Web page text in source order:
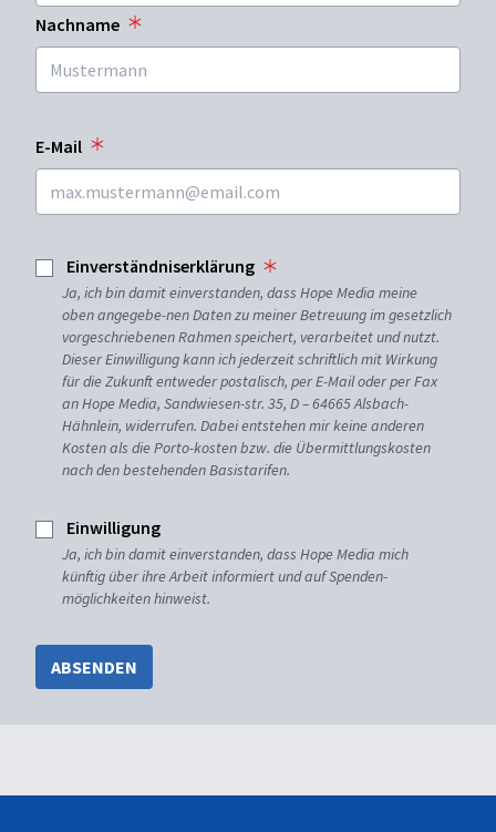
Nachname
E-Mail
Einverständniserklärung
Ja, ich bin damit einverstanden, dass Hope Media meine
oben angegebe-nen Daten zu meiner Betreuung im gesetzlich
vorgeschriebenen Rahmen speichert, verarbeitet und nutzt.
Dieser Einwilligung kann ich jederzeit schriftlich mit Wirkung
für die Zukunft entweder postalisch, per E-Mail oder per Fax
an Hope Media, Sandwiesen-str. 35, D – 64665 Alsbach-
Hähnlein, widerrufen. Dabei entstehen mir keine anderen
Kosten als die Porto-kosten bzw. die Übermittlungskosten
nach den bestehenden Basistarifen.
Einwilligung
Ja, ich bin damit einverstanden, dass Hope Media mich
künftig über ihre Arbeit informiert und auf Spenden-
möglichkeiten hinweist.
ABSENDEN